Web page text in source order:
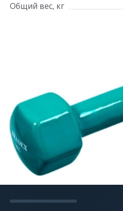
Общий вес, кг